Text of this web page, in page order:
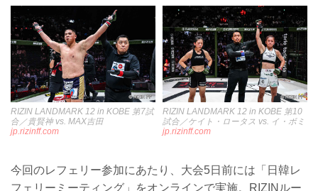
RIZIN LANDMARK 12 in KOBE 第7試
合／貴賢神 vs. MAX吉田
jp.rizinff.com
RIZIN LANDMARK 12 in KOBE 第10
試合／ケイト・ロータス vs. イ・ボミ
jp.rizinff.com
今回のレフェリー参加にあたり、大会5日前には「日韓レ
フェリーミーティング」をオンラインで実施。RIZINルー